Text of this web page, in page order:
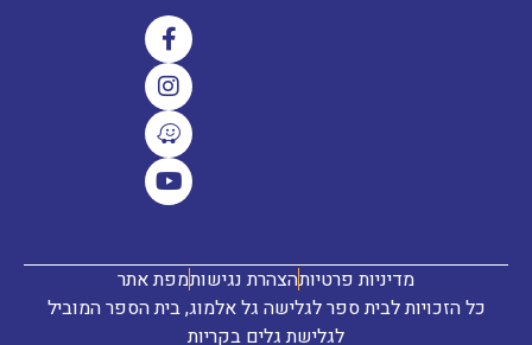
מדיניות פרטיותהצהרת נגישותמפת אתר
כל הזכויות לבית ספר לגלישה גל אלמוג, בית הספר המוביל
לגלישת גלים בקריות